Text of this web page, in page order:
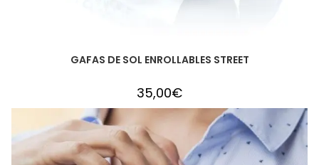
GAFAS DE SOL ENROLLABLES STREET
35,00€